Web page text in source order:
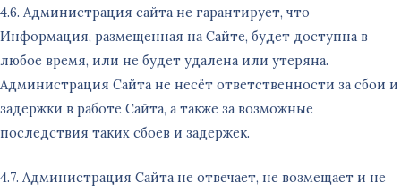
4.6. Администрация сайта не гарантирует, что
Информация, размещенная на Сайте, будет доступна в
любое время, или не будет удалена или утеряна.
Администрация Сайта не несёт ответственности за сбои и
задержки в работе Сайта, а также за возможные
последствия таких сбоев и задержек.
4.7. Администрация Сайта не отвечает, не возмещает и не